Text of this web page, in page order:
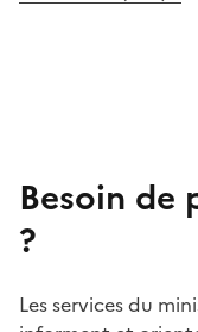
Besoin de
?
Les services du